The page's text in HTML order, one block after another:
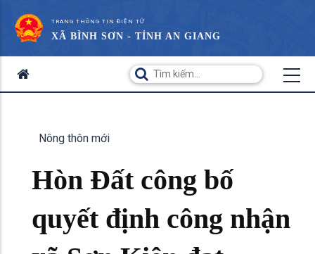
TRANG THÔNG TIN ĐIỆN TỬ
XÃ BÌNH SƠN - TỈNH AN GIANG
Nông thôn mới
Hòn Đất công bố
quyết định công nhận